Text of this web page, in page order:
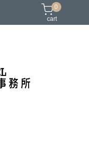
背下拉配件
0
cart